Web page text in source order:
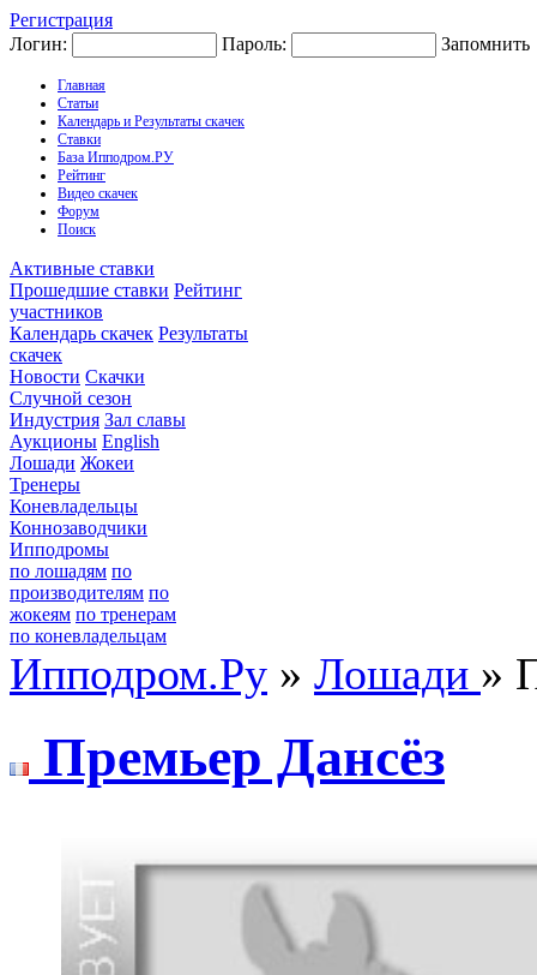
Регистрация
Логин:
Пароль: Запомнить
Главная
Статьи
Календарь и Результаты скачек
Ставки
База Ипподром.РУ
Рейтинг
Видео скачек
Форум
Поиск
Активные ставки
Прошедшие ставки Рейтинг
участников
Календарь скачек Результаты
скачек
Новости Скачки
Случной сезон
Индустрия Зал славы
Аукционы English
Лошади Жокеи
Тренеры
Коневладельцы
Коннозаводчики
Ипподромы
по лошадям по
производителям по
жокеям по тренерам
по коневладельцам
Ипподром.Ру » Лошади »
Пpeмьep Дaнсёз